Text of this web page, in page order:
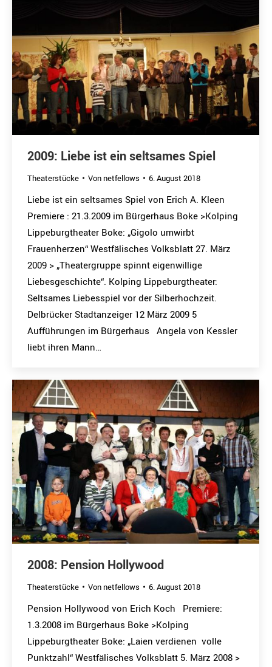
2009: Liebe ist ein seltsames Spiel
Theaterstücke Vonnetfellows 6. August 2018
Liebe ist ein seltsames Spiel von Erich A. Kleen
Premiere : 21.3.2009 im Bürgerhaus Boke >Kolping
Lippeburgtheater Boke: „Gigolo umwirbt
Frauenherzen“ Westfälisches Volksblatt 27. März
2009 > „Theatergruppe spinnt eigenwillige
Liebesgeschichte“. Kolping Lippeburgtheater:
Seltsames Liebesspiel vor der Silberhochzeit.
Delbrücker Stadtanzeiger 12 März 2009 5
Aufführungen im Bürgerhaus Angela von Kessler
liebt ihren Mann…
2008: Pension Hollywood
Theaterstücke Vonnetfellows 6. August 2018
Pension Hollywood von Erich Koch Premiere:
1.3.2008 im Bürgerhaus Boke >Kolping
Lippeburgtheater Boke: „Laien verdienen volle
Punktzahl“ Westfälisches Volksblatt 5. März 2008 >